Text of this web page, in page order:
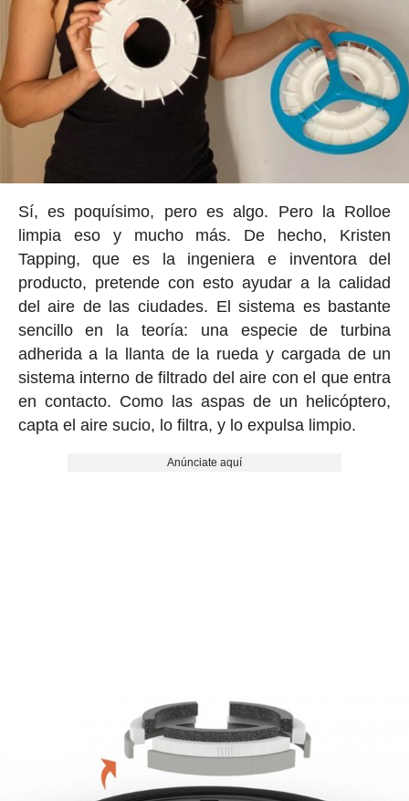
Sí, es poquísimo, pero es algo. Pero la Rolloe
limpia eso y mucho más. De hecho, Kristen
Tapping, que es la ingeniera e inventora del
producto, pretende con esto ayudar a la calidad
del aire de las ciudades. El sistema es bastante
sencillo en la teoría: una especie de turbina
adherida a la llanta de la rueda y cargada de un
sistema interno de filtrado del aire con el que entra
en contacto. Como las aspas de un helicóptero,
capta el aire sucio, lo filtra, y lo expulsa limpio.
Anúnciate aquí